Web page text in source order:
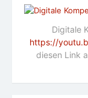
Digitale
https://
diesen Link